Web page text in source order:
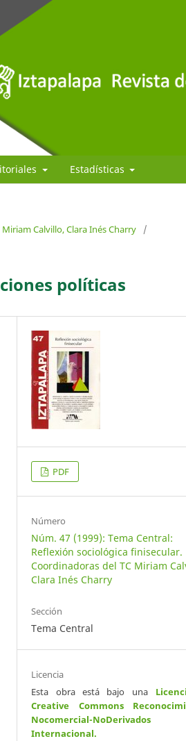
Estadísticas
Calvillo, Clara Inés Charry
/
políticas
PDF
Número
Núm. 47 (1999): Tema Central:
Reflexión sociológica finisecular.
Coordinadoras del TC Miriam
Clara Inés Charry
Sección
Tema Central
Licencia
Esta obra está bajo una
Creative Commons
Nocomercial-
Internacional.